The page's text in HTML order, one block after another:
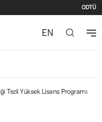
ODTÜ
EN
Tezli Yüksek Lisans Programı